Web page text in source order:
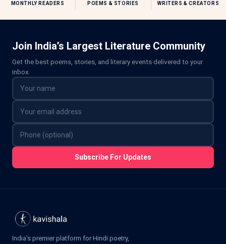
MONTHLY READERS POEMS & STORIES WRITERS & CREATORS
Join India’s Largest Literature Community
Get the best poems, stories, and literary events delivered to your
inbox.
Subscribe For Updates
India's premier platform for Hindi poetry,